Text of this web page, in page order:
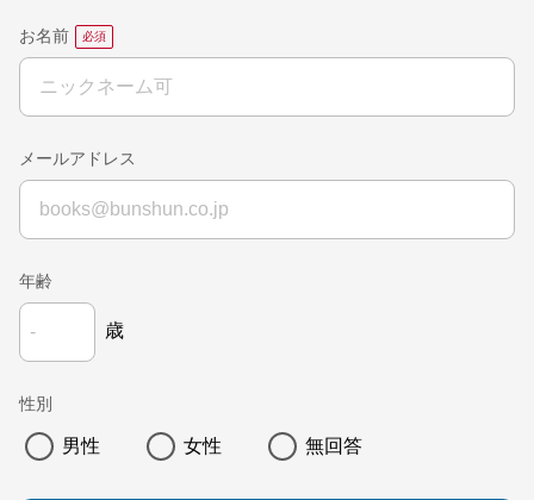
お名前
メールアドレス
年齢
歳
性別
男性 女性 無回答